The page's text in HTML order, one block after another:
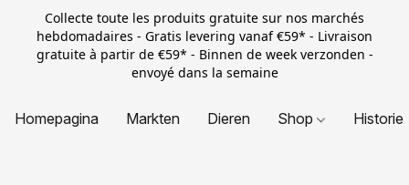
Collecte toute les produits gratuite sur nos marchés
hebdomadaires - Gratis levering vanaf €59* - Livraison
gratuite à partir de €59* - Binnen de week verzonden -
envoyé dans la semaine
Homepagina Markten Dieren Shop Historie